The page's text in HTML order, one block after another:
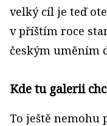
velký cíl je teď
v příštím roce
českým uměním
Kde tu galerii
To ještě nemohu